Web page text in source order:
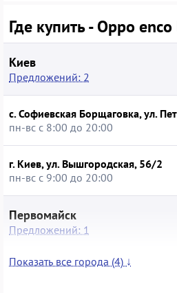
доступное решение для
подкастов и просмотра видео, а
Pro в б/у состоянии в
позволит сэкономить без отказа
оригинальных комплектующих.
Где купить - Oppo
Киев
Предложений: 2
с. Софиевская Борщаговка, ул.
пн-вс с 8:00 до 20:00
г. Киев, ул. Вышгородская, 56/2
пн-вс с 9:00 до 20:00
Первомайск
Предложений: 1
г. Первомайск, ул. Коротченка, 3/68
Показать все города (4) ↓